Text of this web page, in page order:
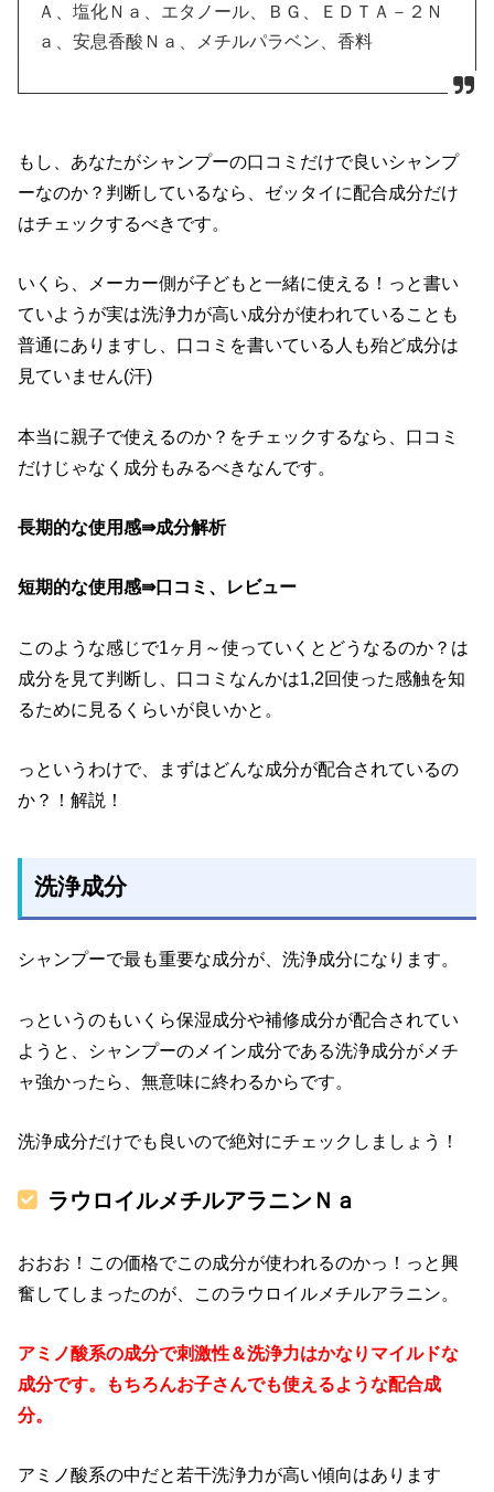
Ａ、塩化Ｎａ、エタノール、ＢＧ、ＥＤＴＡ－２Ｎ
ａ、安息香酸Ｎａ、メチルパラベン、香料
もし、あなたがシャンプーの口コミだけで良いシャンプ
ーなのか？判断しているなら、ゼッタイに配合成分だけ
はチェックするべきです。
いくら、メーカー側が子どもと一緒に使える！っと書い
ていようが実は洗浄力が高い成分が使われていることも
普通にありますし、口コミを書いている人も殆ど成分は
見ていません(汗)
本当に親子で使えるのか？をチェックするなら、口コミ
だけじゃなく成分もみるべきなんです。
長期的な使用感⇛成分解析
短期的な使用感⇛口コミ、レビュー
このような感じで1ヶ月～使っていくとどうなるのか？は
成分を見て判断し、口コミなんかは1,2回使った感触を知
るために見るくらいが良いかと。
っというわけで、まずはどんな成分が配合されているの
か？！解説！
洗浄成分
シャンプーで最も重要な成分が、洗浄成分になります。
っというのもいくら保湿成分や補修成分が配合されてい
ようと、シャンプーのメイン成分である洗浄成分がメチ
ャ強かったら、無意味に終わるからです。
洗浄成分だけでも良いので絶対にチェックしましょう！
ラウロイルメチルアラニンＮａ
おおお！この価格でこの成分が使われるのかっ！っと興
奮してしまったのが、このラウロイルメチルアラニン。
アミノ酸系の成分で刺激性＆洗浄力はかなりマイルドな
成分です。もちろんお子さんでも使えるような配合成
分。
アミノ酸系の中だと若干洗浄力が高い傾向はあります